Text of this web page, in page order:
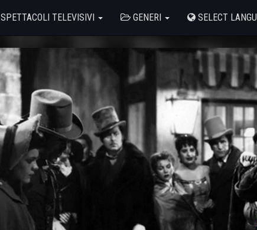
SPETTACOLI TELEVISIVI GENERI SELECT